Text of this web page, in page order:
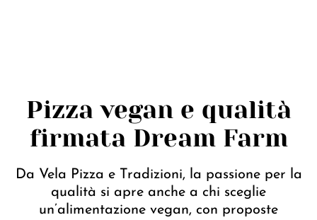
Pizza vegan e qualità
firmata Dream Farm
Da Vela Pizza e Tradizioni, la passione per la
qualità si apre anche a chi sceglie
un’alimentazione vegan, con proposte